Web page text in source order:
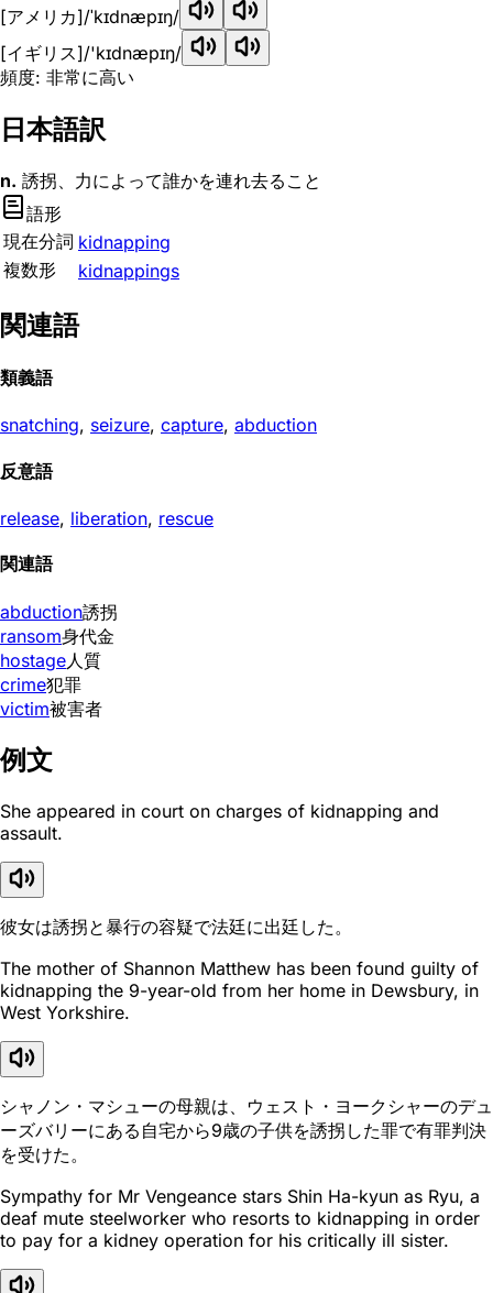
[アメリカ]/ˈkɪdnæpɪŋ/
[イギリス]/'kɪdnæpɪŋ/
頻度: 非常に高い
日本語訳
n. 誘拐、力によって誰かを連れ去ること
語形
現在分詞 kidnapping
複数形
kidnappings
関連語
類義語
snatching, seizure, capture, abduction
反意語
release, liberation, rescue
関連語
abduction誘拐
ransom身代金
hostage人質
crime犯罪
victim被害者
例文
She appeared in court on charges of kidnapping and
assault.
彼女は誘拐と暴行の容疑で法廷に出廷した。
The mother of Shannon Matthew has been found guilty of
kidnapping the 9-year-old from her home in Dewsbury, in
West Yorkshire.
シャノン・マシューの母親は、ウェスト・ヨークシャーのデュ
ーズバリーにある自宅から9歳の子供を誘拐した罪で有罪判決
を受けた。
Sympathy for Mr Vengeance stars Shin Ha-kyun as Ryu, a
deaf mute steelworker who resorts to kidnapping in order
to pay for a kidney operation for his critically ill sister.